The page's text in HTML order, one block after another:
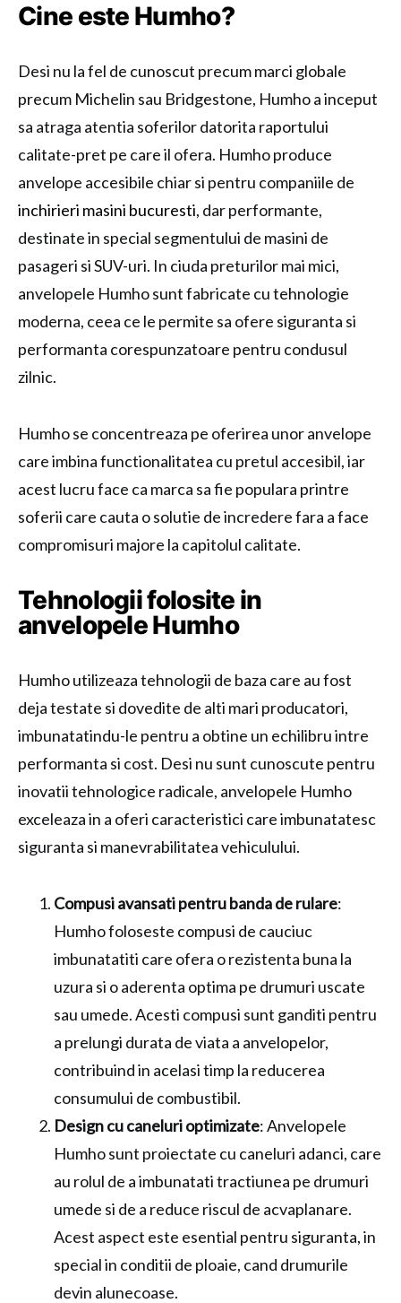
Cine este Humho?
Desi nu la fel de cunoscut precum marci globale
precum Michelin sau Bridgestone, Humho a inceput
sa atraga atentia soferilor datorita raportului
calitate-pret pe care il ofera. Humho produce
anvelope accesibile chiar si pentru companiile de
inchirieri masini bucuresti, dar performante,
destinate in special segmentului de masini de
pasageri si SUV-uri. In ciuda preturilor mai mici,
anvelopele Humho sunt fabricate cu tehnologie
moderna, ceea ce le permite sa ofere siguranta si
performanta corespunzatoare pentru condusul
zilnic.
Humho se concentreaza pe oferirea unor anvelope
care imbina functionalitatea cu pretul accesibil, iar
acest lucru face ca marca sa fie populara printre
soferii care cauta o solutie de incredere fara a face
compromisuri majore la capitolul calitate.
Tehnologii folosite in
anvelopele Humho
Humho utilizeaza tehnologii de baza care au fost
deja testate si dovedite de alti mari producatori,
imbunatatindu-le pentru a obtine un echilibru intre
performanta si cost. Desi nu sunt cunoscute pentru
inovatii tehnologice radicale, anvelopele Humho
exceleaza in a oferi caracteristici care imbunatatesc
siguranta si manevrabilitatea vehiculului.
Compusi avansati pentru banda de rulare:
Humho foloseste compusi de cauciuc
imbunatatiti care ofera o rezistenta buna la
uzura si o aderenta optima pe drumuri uscate
sau umede. Acesti compusi sunt ganditi pentru
a prelungi durata de viata a anvelopelor,
contribuind in acelasi timp la reducerea
consumului de combustibil.
Design cu caneluri optimizate: Anvelopele
Humho sunt proiectate cu caneluri adanci, care
au rolul de a imbunatati tractiunea pe drumuri
umede si de a reduce riscul de acvaplanare.
Acest aspect este esential pentru siguranta, in
special in conditii de ploaie, cand drumurile
devin alunecoase.